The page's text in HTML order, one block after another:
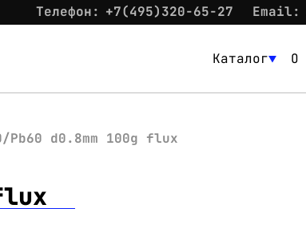
Телефон: +7(495)320-65-27 Email:
Каталог О
Pb60 d0.8mm 100g flux